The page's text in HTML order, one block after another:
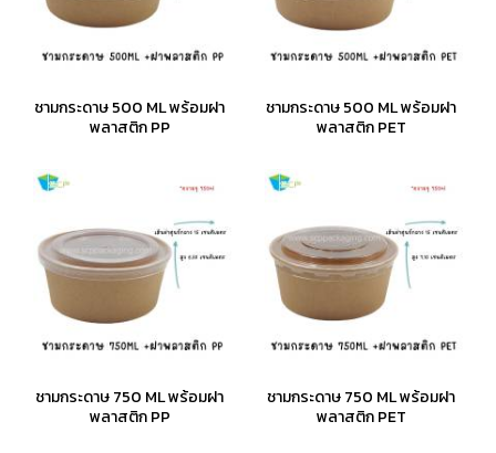
ชามกระดาษ 500 ML พร้อมฝา
พลาสติก PP
ชามกระดาษ 500 ML พร้อมฝา
พลาสติก PET
ชามกระดาษ 750 ML พร้อมฝา
พลาสติก PP
ชามกระดาษ 750 ML พร้อมฝา
พลาสติก PET